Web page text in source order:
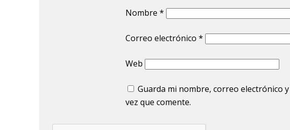
Nombre *
Correo electrónico *
Web
Guarda mi nombre, correo electrónico
vez que comente.